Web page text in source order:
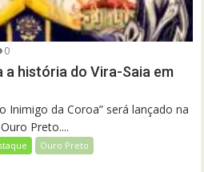
0
história do Vira-Saia em
Inimigo da Coroa” será lançado na
Preto....
Ouro Preto